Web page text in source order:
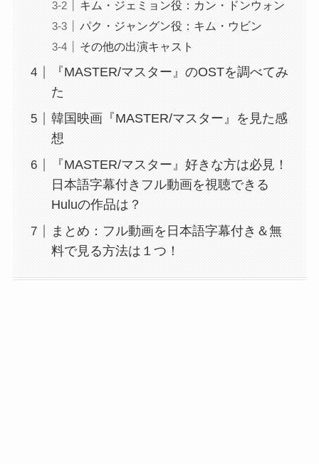
キム・ジェミョン役：カン・ドンウォン
パク・ジャングン役：キム・ウビン
その他の出演キャスト
『MASTER/マスター』のOSTを調べてみ
た
韓国映画『MASTER/マスター』を見た感
想
『MASTER/マスター』好きな方は必見！
日本語字幕付きフル動画を視聴できる
Huluの作品は？
まとめ：フル動画を日本語字幕付き＆無
料で見る方法は１つ！